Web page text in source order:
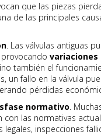
que las piezas
de las principales
. Las válvulas antiguas
variaciones
también el
un fallo en la válvula
pérdidas
normativo.
las normativas
inspecciones